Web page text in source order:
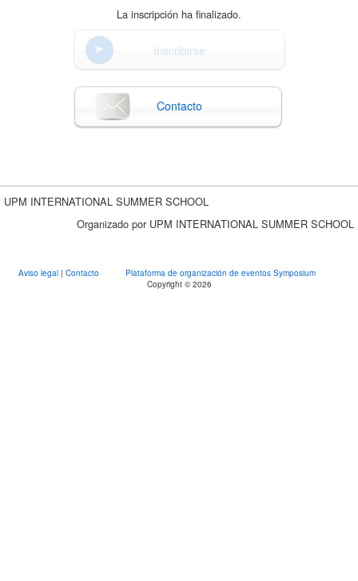
La inscripción ha finalizado.
Inscribirse
Contacto
UPM INTERNATIONAL SUMMER SCHOOL
Organizado por UPM INTERNATIONAL SUMMER SCHOOL
Aviso legal | Contacto
Plataforma de organización de eventos Symposium
Copyright © 2026